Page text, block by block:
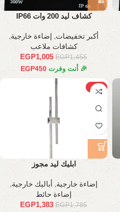
كشاف ليد 200 وات IP66
أكبر تخفيضات, إضاءة خارجية,
كشافات ملاعب
EGP1,455
EGP1,005
🎉 أنت وفرت EGP450
-23%
ابليك ليد مجوز
إضاءة خارجية, أباليك خارجية,
إضاءة حائط
EGP1,785
EGP1,383